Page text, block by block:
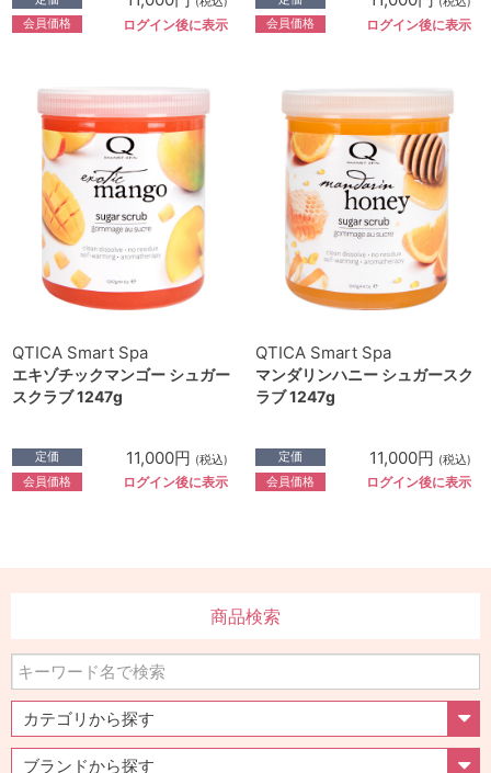
会員価格 ログイン後に表示 会員価格 ログイン後に表示
QTICA Smart Spa
エキゾチックマンゴー シュガー
スクラブ 1247g
定価 11,000円 (税込)
会員価格 ログイン後に表示
QTICA Smart Spa
マンダリンハニー シュガースク
ラブ 1247g
定価 11,000円 (税込)
会員価格 ログイン後に表示
商品検索